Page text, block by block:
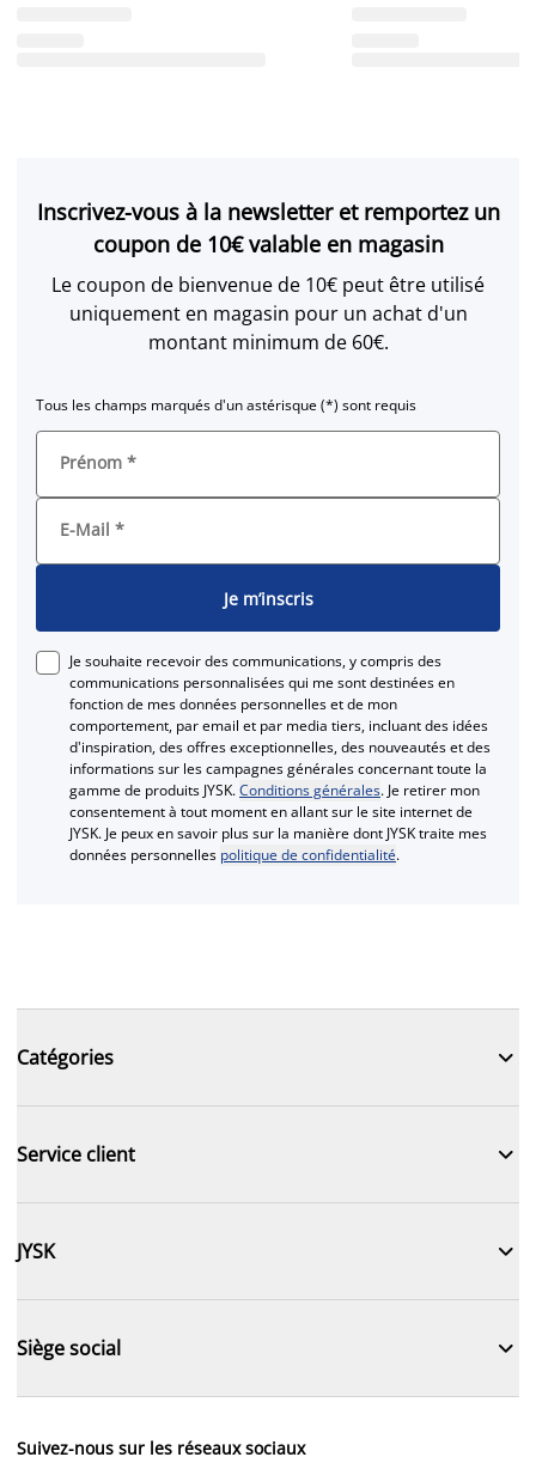
Inscrivez-vous à la newsletter et remportez un
coupon de 10€ valable en magasin
Le coupon de bienvenue de 10€ peut être utilisé
uniquement en magasin pour un achat d'un
montant minimum de 60€.
Tous les champs marqués d'un astérisque (*) sont requis
Prénom *
E-Mail *
Je m’inscris
Je souhaite recevoir des communications, y compris des
communications personnalisées qui me sont destinées en
fonction de mes données personnelles et de mon
comportement, par email et par media tiers, incluant des idées
d'inspiration, des offres exceptionnelles, des nouveautés et des
informations sur les campagnes générales concernant toute la
gamme de produits JYSK.Conditions générales. Je retirer mon
consentement à tout moment en allant sur le site internet de
JYSK. Je peux en savoir plus sur la manière dont JYSK traite mes
données personnelles politique de confidentialité.
Catégories 
Service client 
JYSK 
Siège social 
Suivez-nous sur les réseaux sociaux